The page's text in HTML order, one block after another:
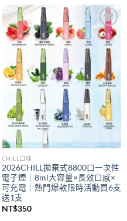
Add to
wishlist
CHILL口味
2026CHILL拋棄式8800口一次性
電子煙｜8ml大容量×長效口感×
可充電｜熱門爆款限時活動買6支
送1支
NT$350